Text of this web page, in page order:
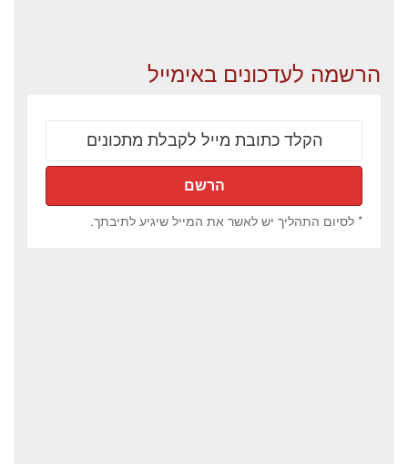
הרשמה לעדכונים באימייל
* לסיום התהליך יש לאשר את המייל שיגיע לתיבתך.